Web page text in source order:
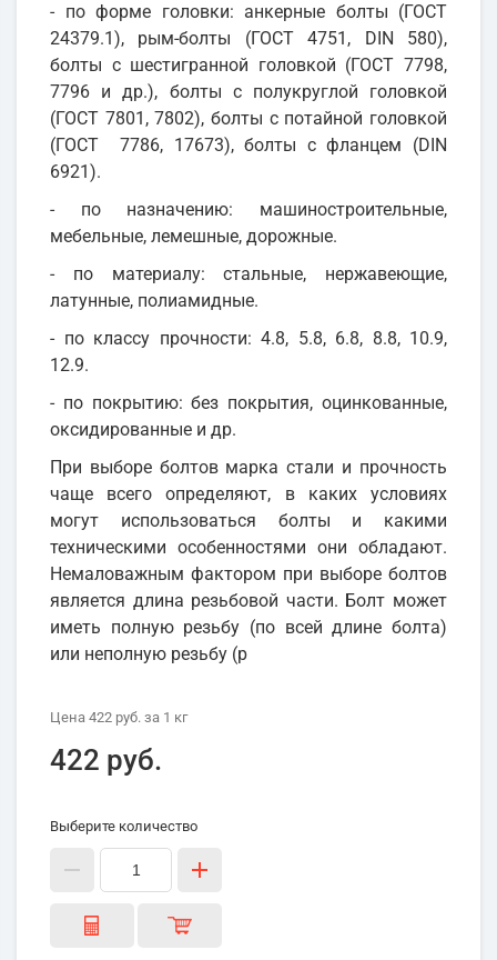
- по форме головки: анкерные болты (ГОСТ
24379.1), рым-болты (ГОСТ 4751, DIN 580),
болты с шестигранной головкой (ГОСТ 7798,
7796 и др.), болты с полукруглой головкой
(ГОСТ 7801, 7802), болты с потайной головкой
(ГОСТ 7786, 17673), болты с фланцем (DIN
6921).
- по назначению: машиностроительные,
мебельные, лемешные, дорожные.
- по материалу: стальные, нержавеющие,
латунные, полиамидные.
- по классу прочности: 4.8, 5.8, 6.8, 8.8, 10.9,
12.9.
- по покрытию: без покрытия, оцинкованные,
оксидированные и др.
При выборе болтов марка стали и прочность
чаще всего определяют, в каких условиях
могут использоваться болты и какими
техническими особенностями они обладают.
Немаловажным фактором при выборе болтов
является длина резьбовой части. Болт может
иметь полную резьбу (по всей длине болта)
или неполную резьбу (р
Цена 422 руб. за 1 кг
422 руб.
Выберите количество